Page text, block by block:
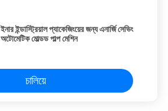
ইনার ইন্ডাস্ট্রিয়াল প্যাকেজিংয়ের জন্য এনার্জি সেভিং
অটোমেটিক মোল্ডড পাল্প মেশিন
চালিয়ে